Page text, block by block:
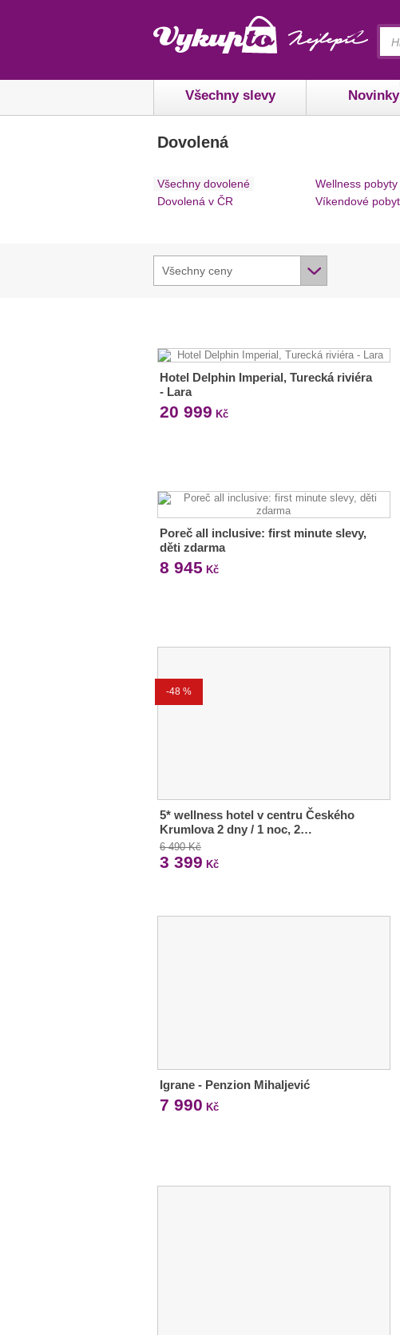
Všechny slevy Novinky
Dovolená
Všechny dovolené
Dovolená v ČR
Wellness pobyty
Víkendové
Všechny ceny
Hotel Delphin Imperial, Turecká riviéra
- Lara
20 999 Kč
Poreč all inclusive: first minute slevy,
děti zdarma
8 945 Kč
-48 %
5* wellness hotel v centru Českého
Krumlova 2 dny / 1 noc, 2…
6 490 Kč
3 399 Kč
Igrane - Penzion Mihaljević
7 990 Kč